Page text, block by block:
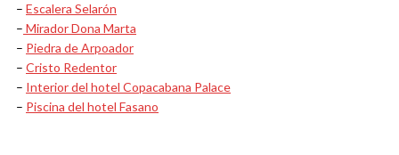
– Escalera Selarón
– Mirador Dona Marta
– Piedra de Arpoador
– Cristo Redentor
– Interior del hotel Copacabana Palace
– Piscina del hotel Fasano